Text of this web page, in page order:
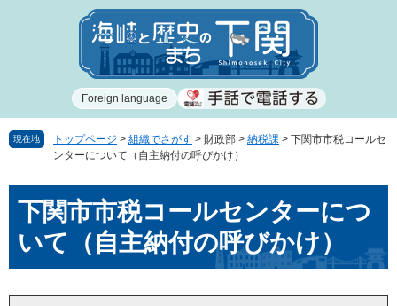
で
ば
Foreign language
現在地 トップページ > 組織でさがす > 財政部 > 納税課 > 下関市市税コールセ
ンターについて（自主納付の呼びかけ）
下関市市税コールセンターにつ
いて（自主納付の呼びかけ）